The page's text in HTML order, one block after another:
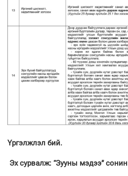
Үргэлжлэл бий.
Эх сурвалж: “Зууны мэдээ” сонин